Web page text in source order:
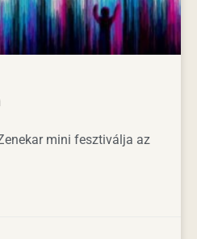
mini fesztiválja az